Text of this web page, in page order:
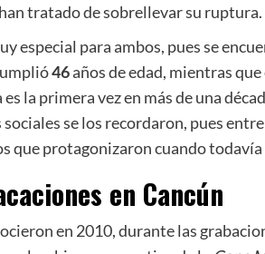
tratado de sobrellevar su ruptura.
especial para ambos, pues se
46años de edad, mientras
es la primera vez en más de una
sociales se los recordaron, pues
que protagonizaron cuando todavía
en Cancún
en 2010, durante las